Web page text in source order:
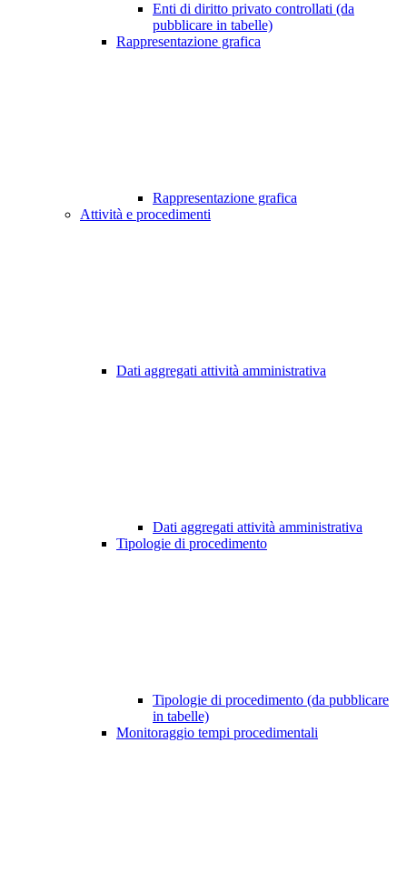
Enti di diritto privato controllati (da
pubblicare in tabelle)
Rappresentazione grafica
Rappresentazione grafica
Attività e procedimenti
Dati aggregati attività amministrativa
Dati aggregati attività amministrativa
Tipologie di procedimento
Tipologie di procedimento (da pubblicare
in tabelle)
Monitoraggio tempi procedimentali